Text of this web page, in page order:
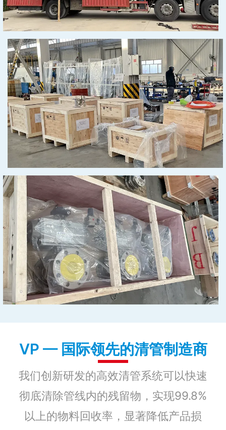
VP — 国际领先的清管制造商
我们创新研发的高效清管系统可以快速
彻底清除管线内的残留物，实现99.8%
以上的物料回收率，显著降低产品损